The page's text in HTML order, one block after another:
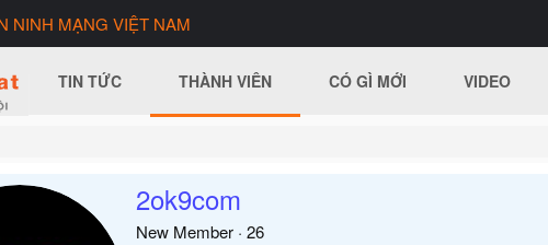
NINH MẠNG VIỆT NAM
TIN TỨC THÀNH VIÊN CÓ GÌ MỚI VIDEO
2ok9com
New Member · 26